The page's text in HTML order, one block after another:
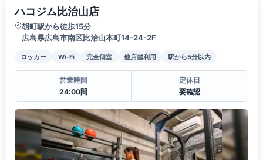
ハコジム比治山店
胡町駅から徒歩15分
広島県広島市南区比治山本町14-24-2F
ロッカー Wi-Fi 完全個室 他店舗利用 駅から5分以内
営業時間
24:00間
定休日
要確認